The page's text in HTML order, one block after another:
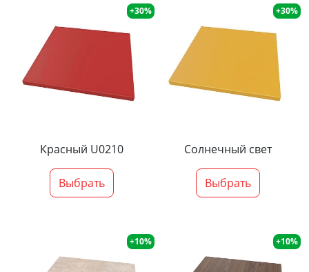
+30%
Красный U0210
Выбрать
+30%
Солнечный свет
Выбрать
+10% +10%